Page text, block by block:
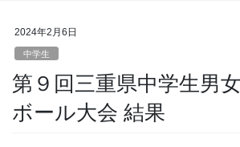
2024年2月6日
中学生
第９回三重県中学生男
ボール大会 結果